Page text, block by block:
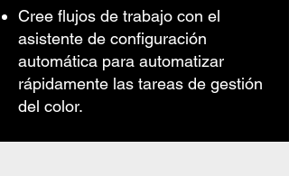
Cree flujos de trabajo con el
asistente de configuración
automática para automatizar
rápidamente las tareas de gestión
del color.